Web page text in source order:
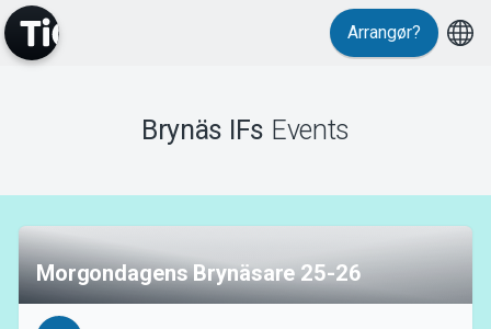
Arrangør?
Brynäs IFs Events
Morgondagens Brynäsare 25-26